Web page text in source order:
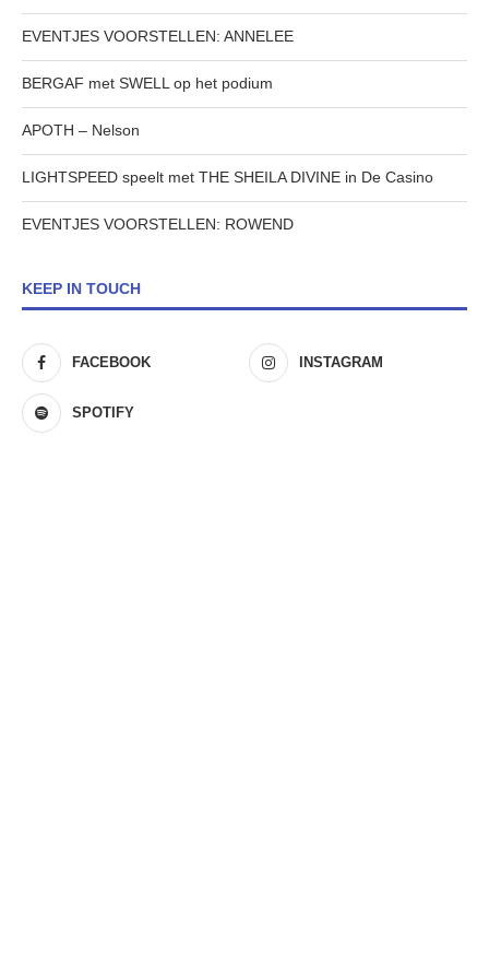
EVENTJES VOORSTELLEN: ANNELEE
BERGAF met SWELL op het podium
APOTH – Nelson
LIGHTSPEED speelt met THE SHEILA DIVINE in De Casino
EVENTJES VOORSTELLEN: ROWEND
KEEP IN TOUCH
FACEBOOK INSTAGRAM
SPOTIFY